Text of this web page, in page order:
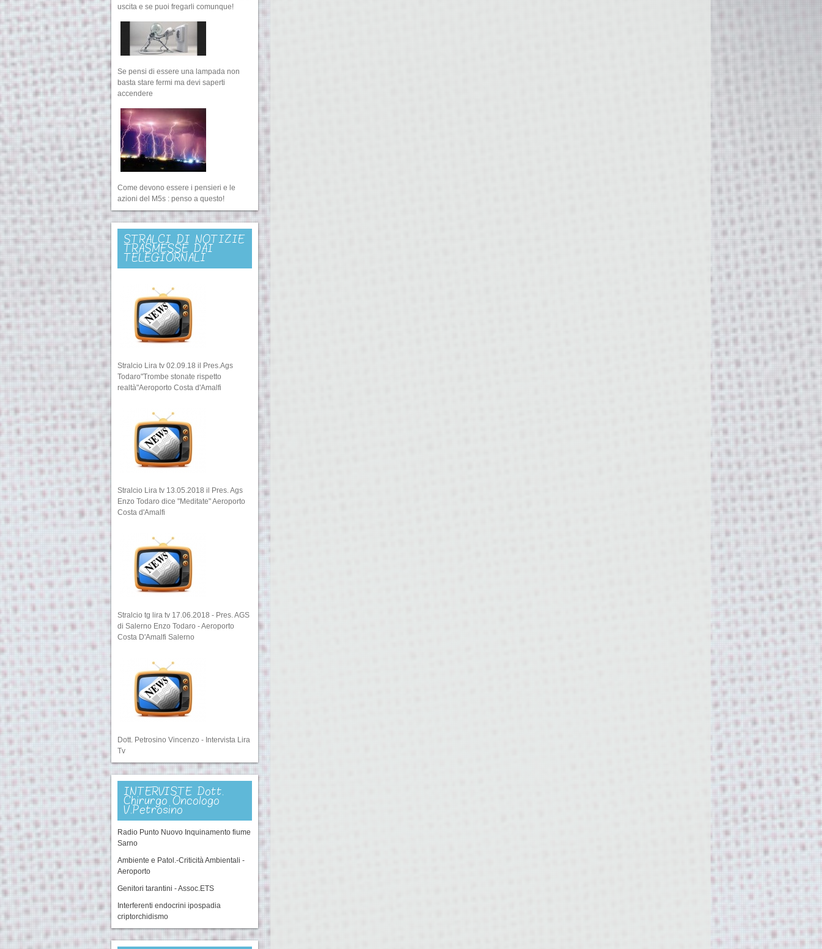
uscita e se puoi fregarli comunque!
Se pensi di essere una lampada non
basta stare fermi ma devi saperti
accendere
Come devono essere i pensieri e le
azioni del M5s : penso a questo!
STRALCI DI NOTIZIE
TRASMESSE DAI
TELEGIORNALI
Stralcio Lira tv 02.09.18 il Pres.Ags
Todaro"Trombe stonate rispetto
realtà"Aeroporto Costa d'Amalfi
Stralcio Lira tv 13.05.2018 il Pres. Ags
Enzo Todaro dice "Meditate" Aeroporto
Costa d'Amalfi
Stralcio tg lira tv 17.06.2018 - Pres. AGS
di Salerno Enzo Todaro - Aeroporto
Costa D'Amalfi Salerno
Dott. Petrosino Vincenzo - Intervista Lira
Tv
INTERVISTE Dott.
Chirurgo Oncologo
V.Petrosino
Radio Punto Nuovo Inquinamento fiume
Sarno
Ambiente e Patol.-Criticità Ambientali -
Aeroporto
Genitori tarantini - Assoc.ETS
Interferenti endocrini ipospadia
criptorchidismo